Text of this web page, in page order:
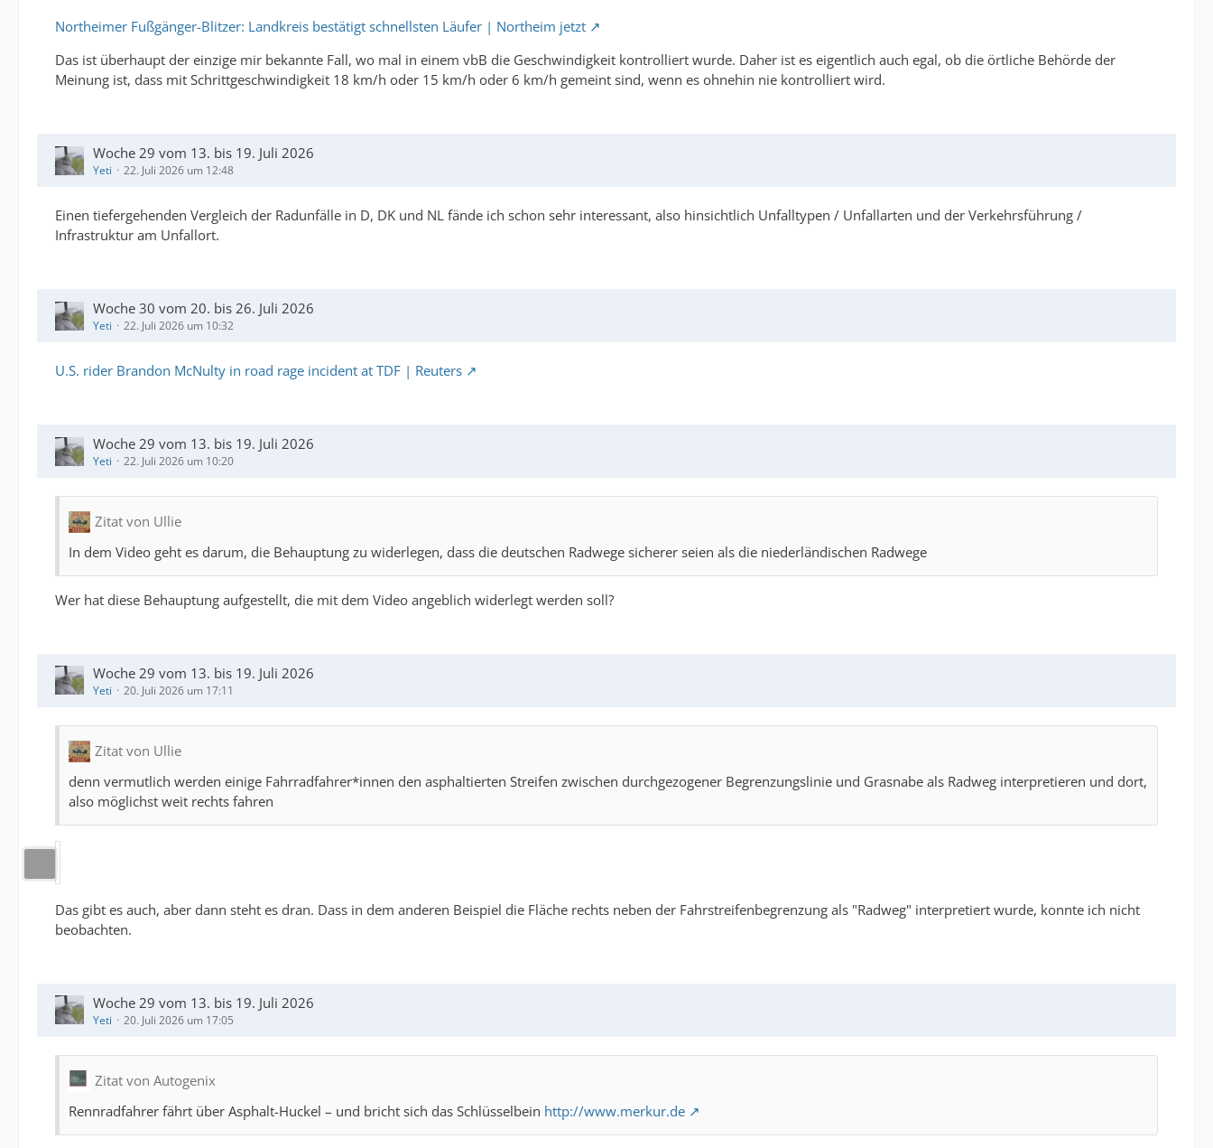
Northeimer Fußgänger-Blitzer: Landkreis bestätigt schnellsten Läufer | Northeim jetzt
Das ist überhaupt der einzige mir bekannte Fall, wo mal in einem vbB die Geschwindigkeit kontrolliert wurde. Daher ist es eigentlich auch egal, ob die örtliche Behörde der
Meinung ist, dass mit Schrittgeschwindigkeit 18 km/h oder 15 km/h oder 6 km/h gemeint sind, wenn es ohnehin nie kontrolliert wird.
Woche 29 vom 13. bis 19. Juli 2026
Yeti 22. Juli 2026 um 12:48
Einen tiefergehenden Vergleich der Radunfälle in D, DK und NL fände ich schon sehr interessant, also hinsichtlich Unfalltypen / Unfallarten und der Verkehrsführung /
Infrastruktur am Unfallort.
Woche 30 vom 20. bis 26. Juli 2026
Yeti 22. Juli 2026 um 10:32
U.S. rider Brandon McNulty in road rage incident at TDF | Reuters
Woche 29 vom 13. bis 19. Juli 2026
Yeti 22. Juli 2026 um 10:20
Zitat von Ullie
In dem Video geht es darum, die Behauptung zu widerlegen, dass die deutschen Radwege sicherer seien als die niederländischen Radwege
Wer hat diese Behauptung aufgestellt, die mit dem Video angeblich widerlegt werden soll?
Woche 29 vom 13. bis 19. Juli 2026
Yeti 20. Juli 2026 um 17:11
Zitat von Ullie
denn vermutlich werden einige Fahrradfahrer*innen den asphaltierten Streifen zwischen durchgezogener Begrenzungslinie und Grasnabe als Radweg interpretieren und dort,
also möglichst weit rechts fahren
Das gibt es auch, aber dann steht es dran. Dass in dem anderen Beispiel die Fläche rechts neben der Fahrstreifenbegrenzung als "Radweg" interpretiert wurde, konnte ich nicht
beobachten.
Woche 29 vom 13. bis 19. Juli 2026
Yeti 20. Juli 2026 um 17:05
Zitat von Autogenix
Rennradfahrer fährt über Asphalt-Huckel – und bricht sich das Schlüsselbein http://www.merkur.de